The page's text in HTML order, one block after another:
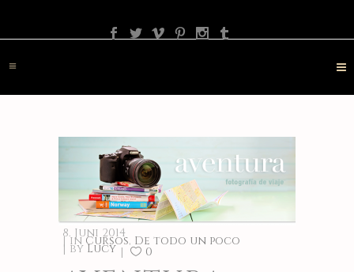
DESTINATION
8. Juni 2014
inCursos, De todo un poco
by Lucy 0